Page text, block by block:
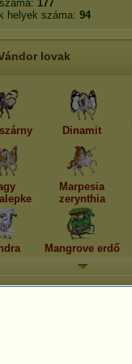
177
helyek száma: 94
lovak
Dinamit
Marpesia
zerynthia
Mangrove erdő